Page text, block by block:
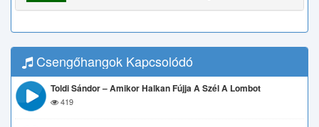
Csengőhangok Kapcsolódó
Toldi Sándor – Amikor Halkan Fújja A Szél A Lombot
419